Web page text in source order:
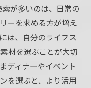
が多いのは、日常の
ーを求める方が増え
は、自分のライフス
材を選ぶことが大切
ディナーやイベント
を選ぶと、より活用